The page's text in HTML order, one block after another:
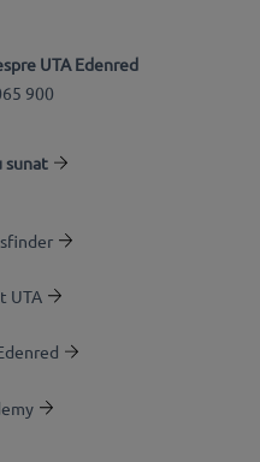
UTA Edenred
900
sunat
UTA